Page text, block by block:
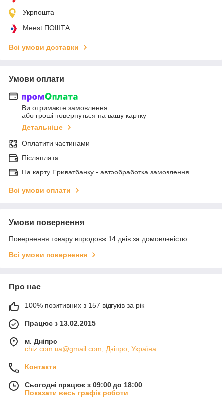
Укрпошта
Meest ПОШТА
Всі умови доставки
Умови оплати
Ви отримаєте замовлення
або гроші повернуться на вашу картку
Детальніше
Оплатити частинами
Післяплата
На карту Приватбанку - автообработка замовлення
Всі умови оплати
Умови повернення
Повернення товару впродовж 14 днів за домовленістю
Всі умови повернення
Про нас
100% позитивних з 157 відгуків за рік
Працює з 13.02.2015
м. Дніпро
chiz.com.ua@gmail.com, Дніпро, Україна
Контакти
Сьогодні працює з 09:00 до 18:00
Показати весь графік роботи